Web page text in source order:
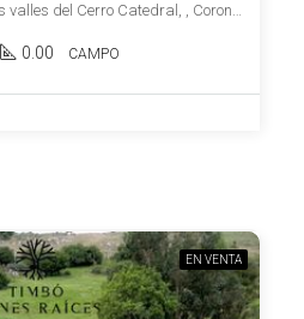
Paraje La Coronilla, en los valles del Cerro Catedral, , Coronilla
0.00 CAMPO
EN VENTA